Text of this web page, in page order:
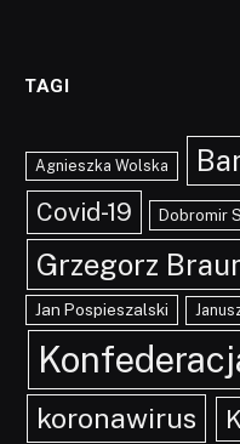
TAGI
Agnieszka Wolska
Covid-19 Dobromir
Grzegorz
Jan Pospieszalski
koronawirus